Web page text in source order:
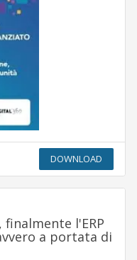
DOWNLOAD
finalmente l'ERP
a portata di